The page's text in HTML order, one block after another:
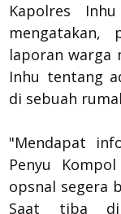
Kapolres
mengatakan,
laporan warga
Inhu tentang
di sebuah
"Mendapat
Penyu
opsnal segera
Saat tiba di